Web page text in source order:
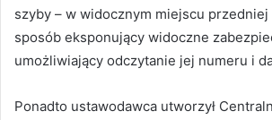
szyby – w widocznym miejscu
sposób eksponujący widoczne
umożliwiający odczytanie jej numeru i
Ponadto ustawodawca utworzył